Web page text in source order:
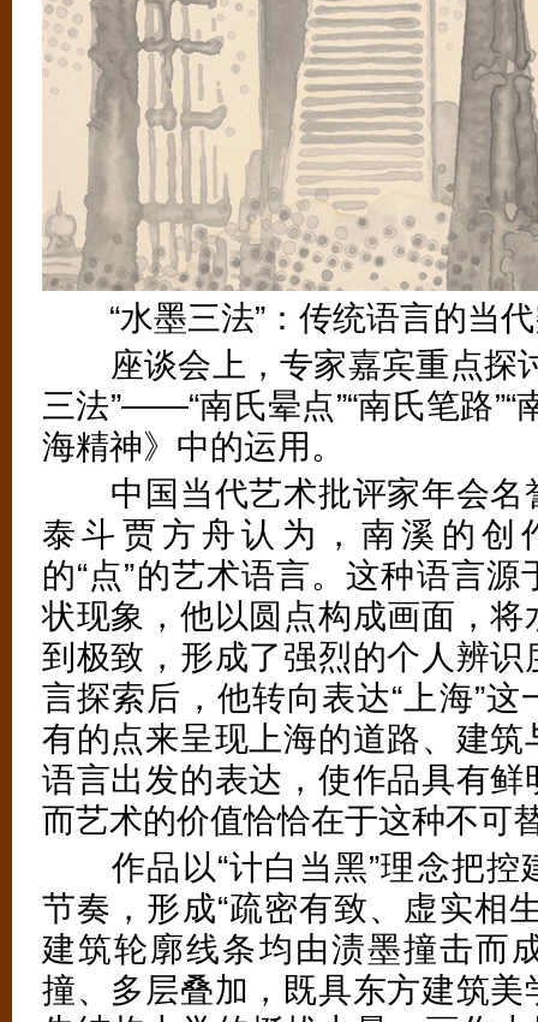
“水墨三法”：传统语言的当
座谈会上，专家嘉宾重点探
三法”——“南氏晕点”“南氏笔路”“
海精神》中的运用。
中国当代艺术批评家年会名
泰斗贾方舟认为，南溪的创
的“点”的艺术语言。这种语言
状现象，他以圆点构成画面，
到极致，形成了强烈的个人辨
言探索后，他转向表达“上海”
有的点来呈现上海的道路、建
语言出发的表达，使作品具有
而艺术的价值恰恰在于这种不可
作品以“计白当黑”理念把控
节奏，形成“疏密有致、虚实相
建筑轮廓线条均由渍墨撞击而
撞、多层叠加，既具东方建筑